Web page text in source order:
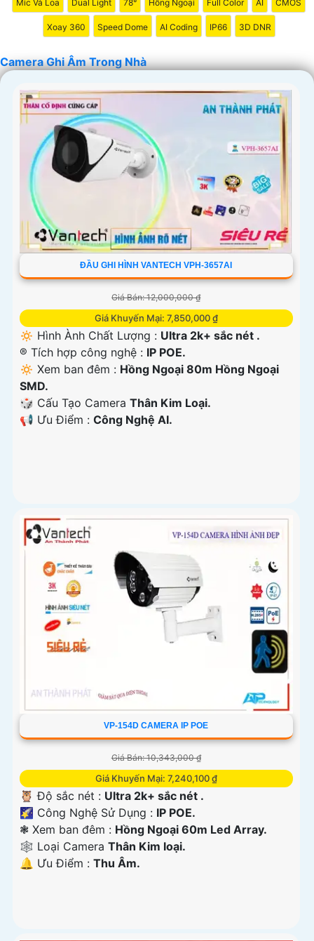
chắn hơn chất lượng sản phẩm và dịch vụ hỗ trợ sau bán
hàng tốt.
Mic Và Loa Dual Light 78° Hồng Ngoại Full Color AI CMOS
Xoay 360 Speed Dome AI Coding IP66 3D DNR
Camera Ghi Âm Trong Nhà
ĐẦU GHI HÌNH VANTECH VPH-3657AI
Giá Bán: 12,000,000 ₫
Giá Khuyến Mại: 7,850,000 ₫
🔅 Hình Ành Chất Lượng : Ultra 2k+ sắc nét .
®️ Tích hợp công nghệ : IP POE.
🔅 Xem ban đêm : Hồng Ngoại 80m Hồng Ngoại
SMD.
🎲 Cấu Tạo Camera Thân Kim Loại.
️📢 Ưu Điểm : Công Nghệ AI.
VP-154D CAMERA IP POE
Giá Bán: 10,343,000 ₫
Giá Khuyến Mại: 7,240,100 ₫
🦉 Độ sắc nét : Ultra 2k+ sắc nét .
🌠 Công Nghệ Sử Dụng : IP POE.
❃ Xem ban đêm : Hồng Ngoại 60m Led Array.
🕸️ Loại Camera Thân Kim loại.
️🔔 Ưu Điểm : Thu Âm.